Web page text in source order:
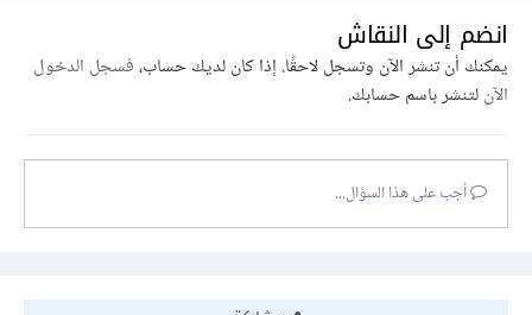
انضم إلى النقاش
يمكنك أن تنشر الآن وتسجل لاحقًا. إذا كان لديك حساب،فسجل الدخول
الآنلتنشر باسم حسابك.
أجب على هذا السؤال...